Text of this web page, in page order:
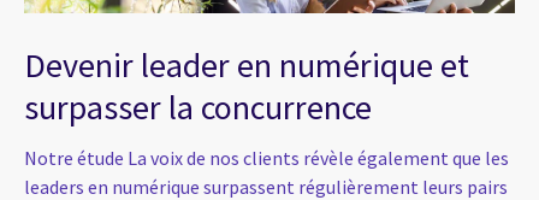
Devenir leader en numérique et
surpasser la concurrence
Notre étude La voix de nos clients révèle également que les
leaders en numérique surpassent régulièrement leurs pairs